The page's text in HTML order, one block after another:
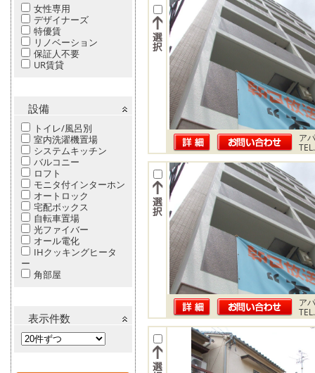
女性専用
デザイナーズ
特優賃
リノベーション
保証人不要
UR賃貸
設備
トイレ/風呂別
室内洗濯機置場
システムキッチン
バルコニー
ロフト
モニタ付インターホン
オートロック
宅配ボックス
自転車置場
光ファイバー
オール電化
IHクッキングヒータ
ー
角部屋
表示件数
ア
ア